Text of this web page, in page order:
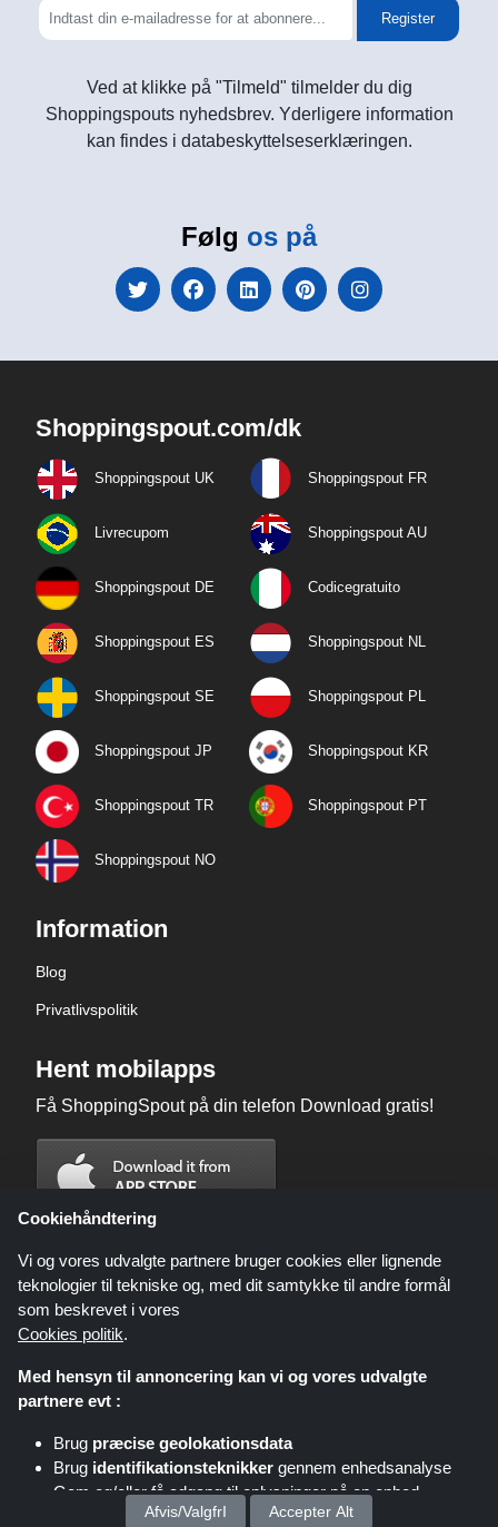
Register
Ved at klikke på "Tilmeld" tilmelder du dig
Shoppingspouts nyhedsbrev. Yderligere information
kan findes i databeskyttelseserklæringen.
Følg os på
Shoppingspout.com/dk
Shoppingspout UK Shoppingspout FR
Livrecupom Shoppingspout AU
Shoppingspout DE Codicegratuito
Shoppingspout ES Shoppingspout NL
Shoppingspout SE Shoppingspout PL
Shoppingspout JP Shoppingspout KR
Shoppingspout TR Shoppingspout PT
Shoppingspout NO
Information
Blog
Privatlivspolitik
Hent mobilapps
Få ShoppingSpout på din telefon Download gratis!
Shoppingspout.com/dk eller dets personale er ikke involveret, når du
foretager et køb via disse links, Shoppingspout.com/dk optjener kun
kommission gennem disse links/tilbud.
Cookiehåndtering
Vi og vores udvalgte partnere bruger cookies eller lignende
teknologier til tekniske og, med dit samtykke til andre formål
som beskrevet i vores
Cookies politik.
Med hensyn til annoncering kan vi og vores udvalgte
partnere evt :
Brug præcise geolokationsdata
Brug identifikationsteknikker gennem enhedsanalyse
Gem og/eller få adgang til oplysninger på en enhed
Afvis/ValgfrI Accepter Alt